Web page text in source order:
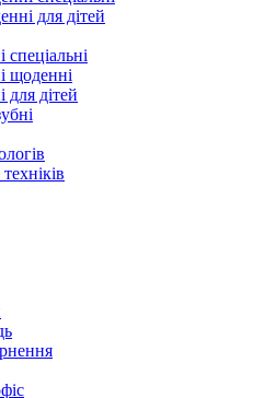
для дітей
щоденні
для дітей